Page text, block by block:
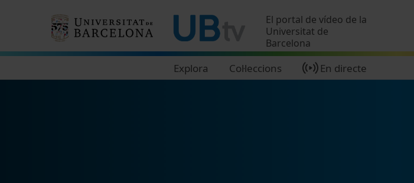
El portal de vídeo de la
Universitat de
Barcelona
Explora Col·leccions En directe